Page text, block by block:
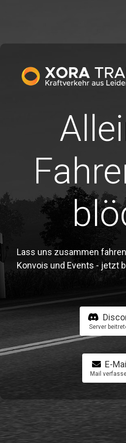
Lass uns zusammen
Konvois und Events - jetzt
Server
E-
Mail